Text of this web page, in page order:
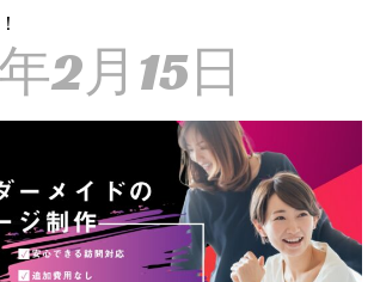
2月15日